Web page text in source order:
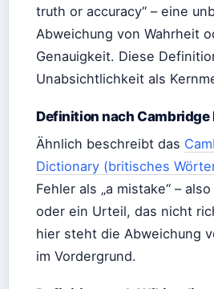
truth or accuracy“ – eine
Abweichung von Wahrheit
Genauigkeit. Diese
Unabsichtlichkeit als
Definition nach Cambridge
Ähnlich beschreibt das
Dictionary (britisches
Fehler als „a mistake“ –
oder ein Urteil, das nicht
hier steht die Abweichung
im Vordergrund.